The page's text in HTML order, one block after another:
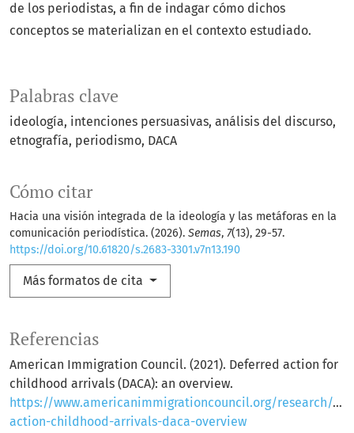
Palabras clave
ideología intenciones persuasivas análisis del discurso
etnografía periodismo DACA
Cómo citar
Hacia una visión integrada de la ideología y las metáforas en la
comunicación periodística. (2026). Semas, 7(13), 29-57.
https://doi.org/10.61820/s.2683-3301.v7n13.190
Más formatos de cita
de los periodistas, a fin de indagar cómo dichos
conceptos se materializan en el contexto estudiado.
Referencias
American Immigration Council. (2021). Deferred action for
childhood arrivals (DACA): an overview.
https://www.americanimmigrationcouncil.org/research/
action-childhood-arrivals-daca-overview